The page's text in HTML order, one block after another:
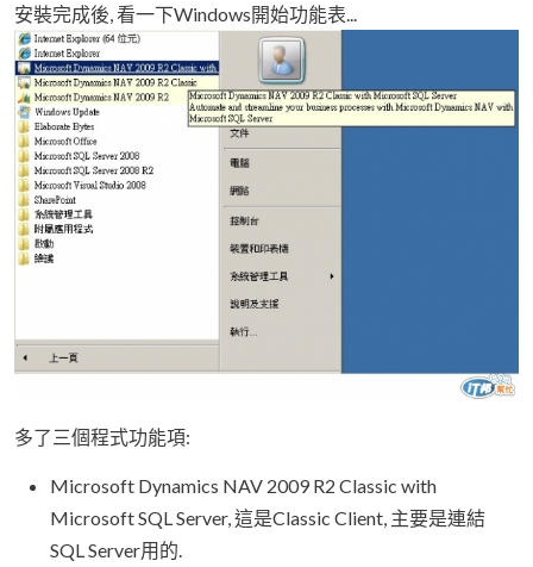
安裝完成後, 看一下Windows開始功能表...
多了三個程式功能項:
Microsoft Dynamics NAV 2009 R2 Classic with
Microsoft SQL Server, 這是Classic Client, 主要是連結
SQL Server用的.